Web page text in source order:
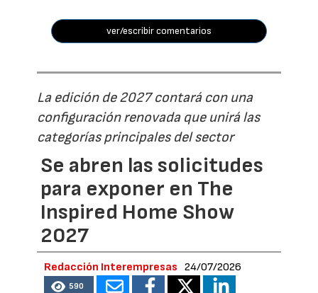
ver/escribir comentarios
La edición de 2027 contará con una
configuración renovada que unirá las
categorías principales del sector
Se abren las solicitudes
para exponer en The
Inspired Home Show
2027
Redacción Interempresas 24/07/2026
590